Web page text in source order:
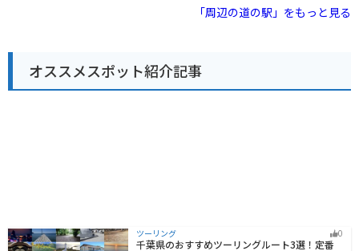
は、お茶農園や製茶工場もあり、お茶摘み体験ができる
や果物、特産品を販売する直売所があります。特に、地
元の農家さんが丹精込めて育てたお米や、季節ごとの旬
枝市ならではの風味豊かな一品。ドライブの途中で立ち
寄って、美味しい食事でリフレッシュするのも良いでし
ょう。 バイクでお越しの方には、広々とした駐車場が利
「周辺の道の駅」をもっと見る
オススメスポット紹介記事
ツーリング 0
千葉県のおすすめツーリングルート3選！定番